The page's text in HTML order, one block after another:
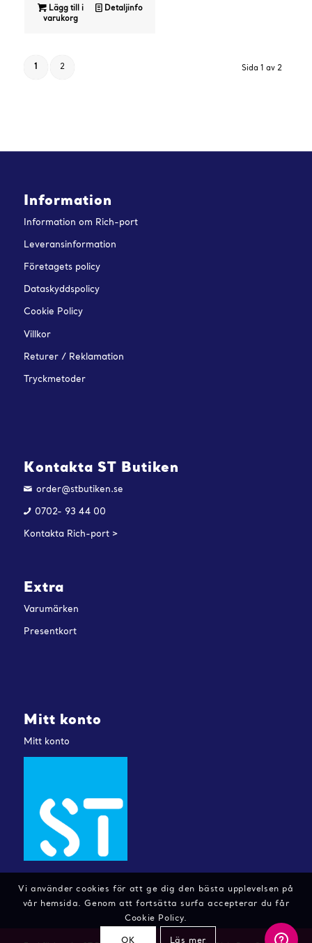
Lägg till i
varukorg
Detaljinfo
Sida 1 av 2
1 2
Information
Information om Rich-port
Leveransinformation
Företagets policy
Dataskyddspolicy
Cookie Policy
Villkor
Returer / Reklamation
Tryckmetoder
Kontakta ST Butiken
order@stbutiken.se
0702- 93 44 00
Kontakta Rich-port >
Extra
Varumärken
Presentkort
Mitt konto
Mitt konto
Vi använder cookies för att ge dig den bästa upplevelsen på
vår hemsida. Genom att fortsätta surfa accepterar du får
Cookie Policy.
OK Läs mer